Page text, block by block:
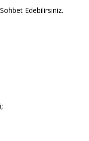
Edebilirsiniz.